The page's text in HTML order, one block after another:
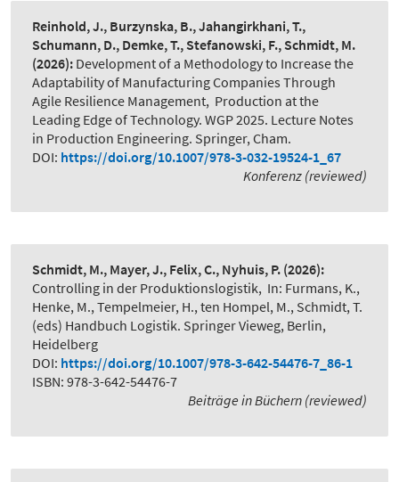
Reinhold, J., Burzynska, B., Jahangirkhani, T.,
Schumann, D., Demke, T., Stefanowski, F., Schmidt, M.
(2026): Development of a Methodology to Increase the
Adaptability of Manufacturing Companies Through
Agile Resilience Management, Production at the
Leading Edge of Technology. WGP 2025. Lecture Notes
in Production Engineering. Springer, Cham.
DOI: https://doi.org/10.1007/978-3-032-19524-1_67
Konferenz (reviewed)
Schmidt, M., Mayer, J., Felix, C., Nyhuis, P. (2026):
Controlling in der Produktionslogistik, In: Furmans, K.,
Henke, M., Tempelmeier, H., ten Hompel, M., Schmidt, T.
(eds) Handbuch Logistik. Springer Vieweg, Berlin,
Heidelberg
DOI: https://doi.org/10.1007/978-3-642-54476-7_86-1
ISBN: 978-3-642-54476-7
Beiträge in Büchern (reviewed)